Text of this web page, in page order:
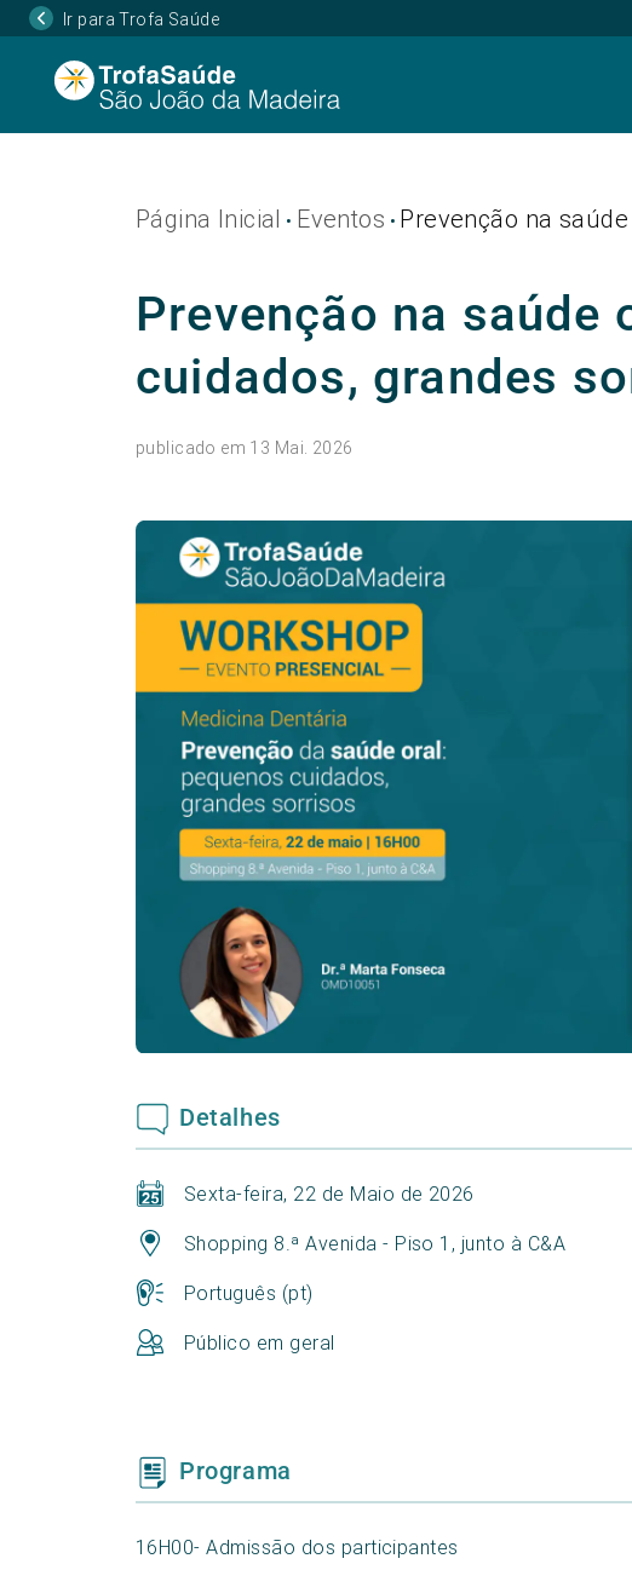
Ir para Trofa Saúde
Página Inicial • Eventos • Prevenção na
Prevenção na saúde
cuidados, grandes
publicado em 13 Mai. 2026
Detalhes
Sexta-feira, 22 de Maio de 2026
Shopping 8.ª Avenida - Piso 1, junto à C&A
Português (pt)
Público em geral
Programa
16H00- Admissão dos participantes